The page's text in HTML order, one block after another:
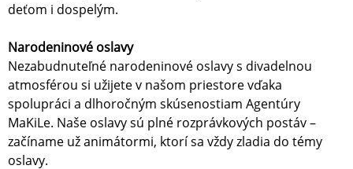
deťom i dospelým.
Narodeninové oslavy
Nezabudnuteľné narodeninové oslavy s divadelnou
atmosférou si užijete v našom priestore vďaka
spolupráci a dlhoročným skúsenostiam Agentúry
MaKiLe. Naše oslavy sú plné rozprávkových postáv –
začíname už animátormi, ktorí sa vždy zladia do témy
oslavy.